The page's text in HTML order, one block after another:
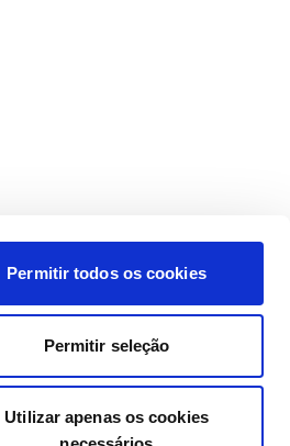
Permitir todos os cookies
Permitir seleção
Utilizar apenas os cookies